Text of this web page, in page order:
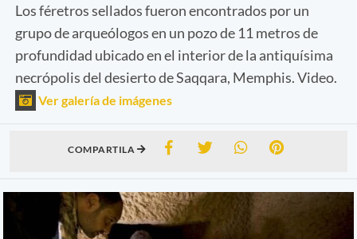
Los féretros sellados fueron encontrados por un
grupo de arqueólogos en un pozo de 11 metros de
profundidad ubicado en el interior de la antiquísima
necrópolis del desierto de Saqqara, Memphis. Video.
Ver galería de imágenes
COMPARTILA